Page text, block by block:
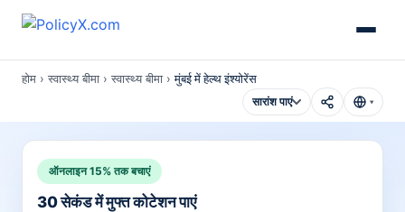
होम › स्वास्थ्य बीमा › स्वास्थ्य बीमा ›मुंबई में हेल्थ इंश्योरेंस
सारांश पाएं ▾
ऑनलाइन 15% तक बचाएं
30 सेकंड में मुफ्त कोटेशन पाएं